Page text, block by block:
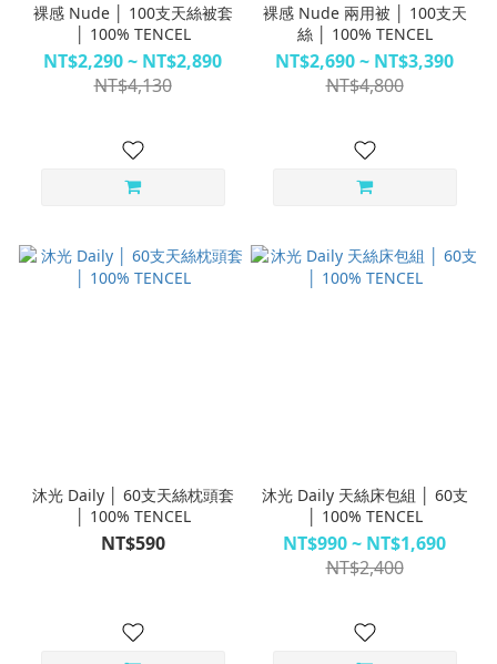
裸感 Nude │ 100支天絲被套
│ 100% TENCEL
NT$2,290 ~ NT$2,890
NT$4,130
裸感 Nude 兩用被 │ 100支天
絲 │ 100% TENCEL
NT$2,690 ~ NT$3,390
NT$4,800
沐光 Daily │ 60支天絲枕頭套
│ 100% TENCEL
NT$590
沐光 Daily 天絲床包組 │ 60支
│ 100% TENCEL
NT$990 ~ NT$1,690
NT$2,400